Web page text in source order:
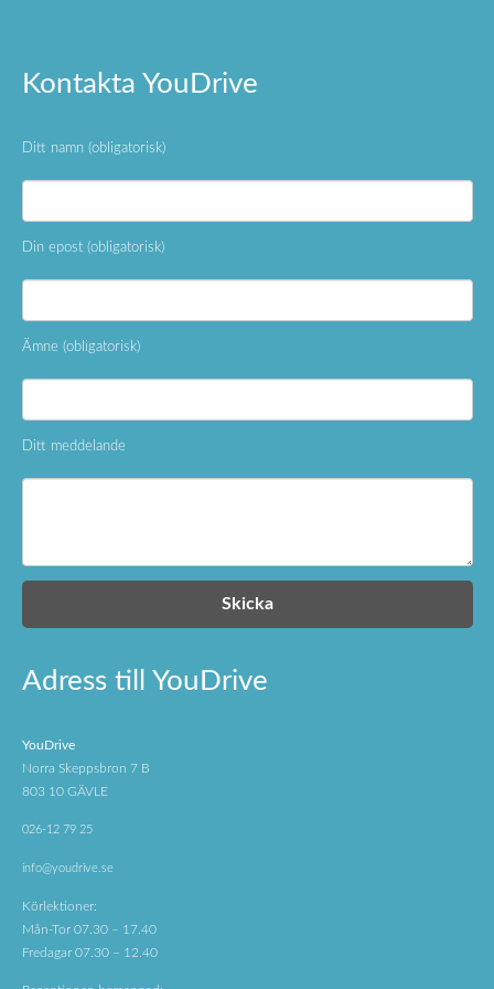
Kontakta YouDrive
Ditt namn (obligatorisk)
Din epost (obligatorisk)
Ämne (obligatorisk)
Ditt meddelande
Adress till YouDrive
YouDrive
Norra Skeppsbron 7 B
803 10 GÄVLE
026-12 79 25
info@youdrive.se
Körlektioner:
Mån-Tor 07.30 – 17.40
Fredagar 07.30 – 12.40